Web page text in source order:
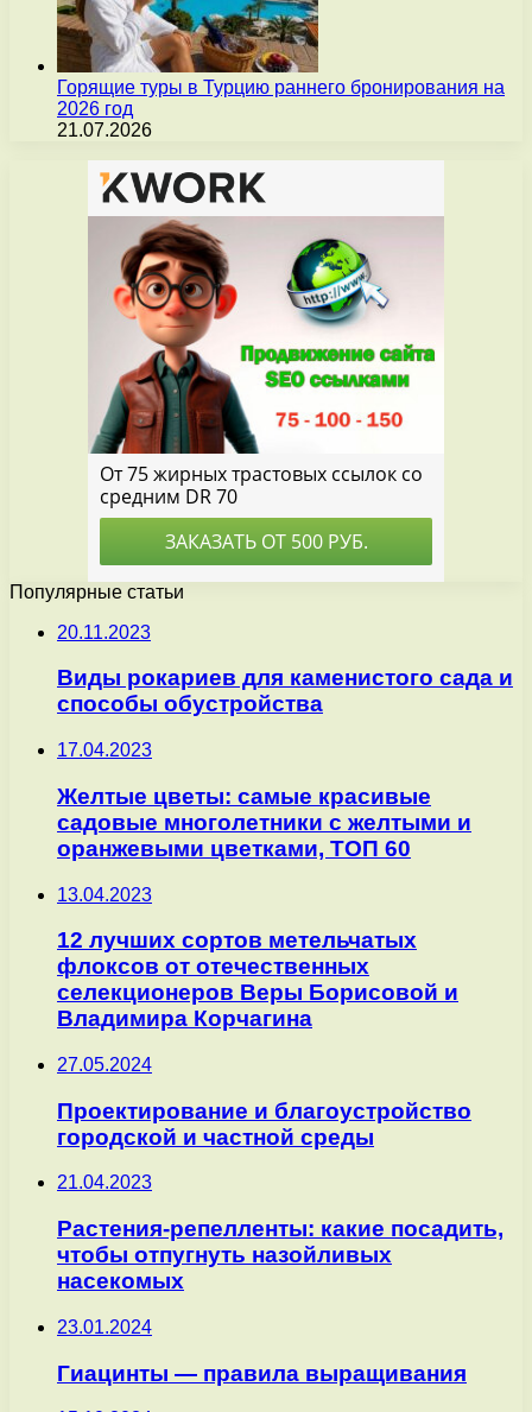
Горящие туры в Турцию раннего бронирования на
2026 год
21.07.2026
Популярные статьи
20.11.2023
Виды рокариев для каменистого сада и
способы обустройства
17.04.2023
Желтые цветы: самые красивые
садовые многолетники с желтыми и
оранжевыми цветками, ТОП 60
13.04.2023
12 лучших сортов метельчатых
флоксов от отечественных
селекционеров Веры Борисовой и
Владимира Корчагина
27.05.2024
Проектирование и благоустройство
городской и частной среды
21.04.2023
Растения-репелленты: какие посадить,
чтобы отпугнуть назойливых
насекомых
23.01.2024
Гиацинты — правила выращивания